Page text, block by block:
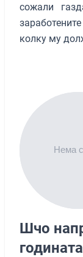
сожали
колку му
Шчо